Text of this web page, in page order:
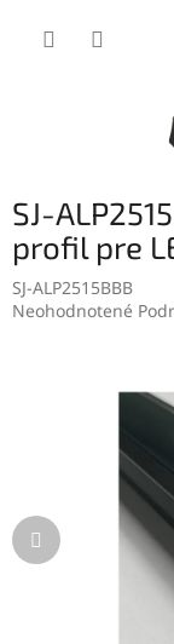
SJ-
profil pre
SJ-ALP2515BBB
Priemerné
Neohodnotené